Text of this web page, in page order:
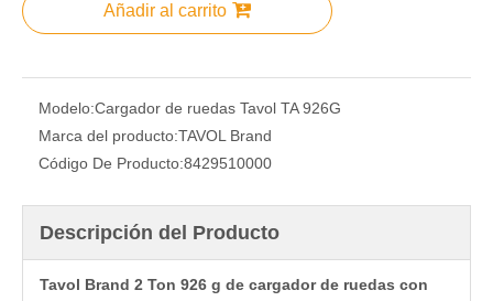
Añadir al carrito
Modelo:Cargador de ruedas Tavol TA 926G
Marca del producto:TAVOL Brand
Código De Producto:8429510000
Descripción del Producto
Tavol Brand 2 Ton 926 g de cargador de ruedas con